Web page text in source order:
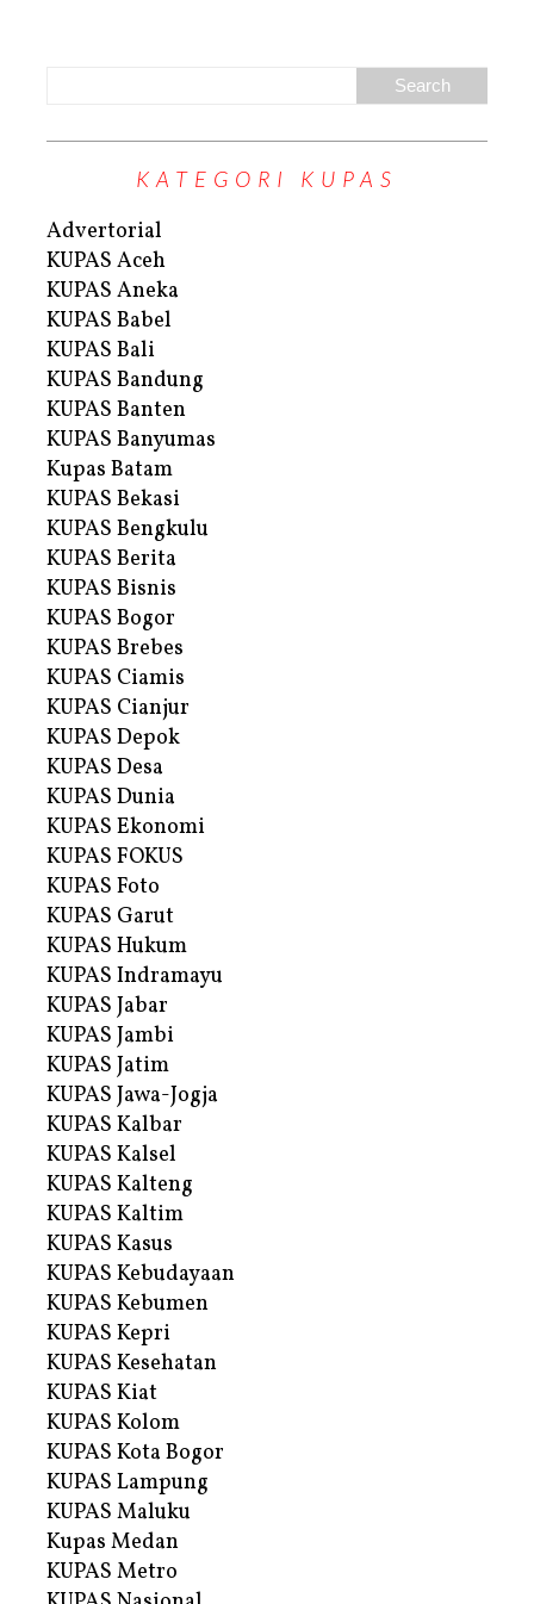
KATEGORI KUPAS
Advertorial
KUPAS Aceh
KUPAS Aneka
KUPAS Babel
KUPAS Bali
KUPAS Bandung
KUPAS Banten
KUPAS Banyumas
Kupas Batam
KUPAS Bekasi
KUPAS Bengkulu
KUPAS Berita
KUPAS Bisnis
KUPAS Bogor
KUPAS Brebes
KUPAS Ciamis
KUPAS Cianjur
KUPAS Depok
KUPAS Desa
KUPAS Dunia
KUPAS Ekonomi
KUPAS FOKUS
KUPAS Foto
KUPAS Garut
KUPAS Hukum
KUPAS Indramayu
KUPAS Jabar
KUPAS Jambi
KUPAS Jatim
KUPAS Jawa-Jogja
KUPAS Kalbar
KUPAS Kalsel
KUPAS Kalteng
KUPAS Kaltim
KUPAS Kasus
KUPAS Kebudayaan
KUPAS Kebumen
KUPAS Kepri
KUPAS Kesehatan
KUPAS Kiat
KUPAS Kolom
KUPAS Kota Bogor
KUPAS Lampung
KUPAS Maluku
Kupas Medan
KUPAS Metro